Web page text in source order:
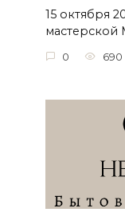
15 октября
мастерской
0 690